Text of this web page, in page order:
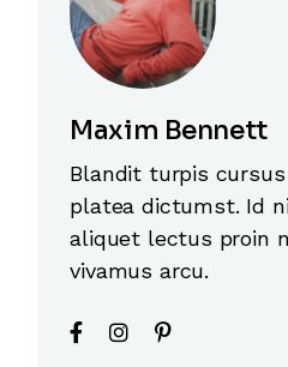
Maxim Bennett
Blandit turpis
platea dictumst. Id
aliquet lectus proin
vivamus arcu.